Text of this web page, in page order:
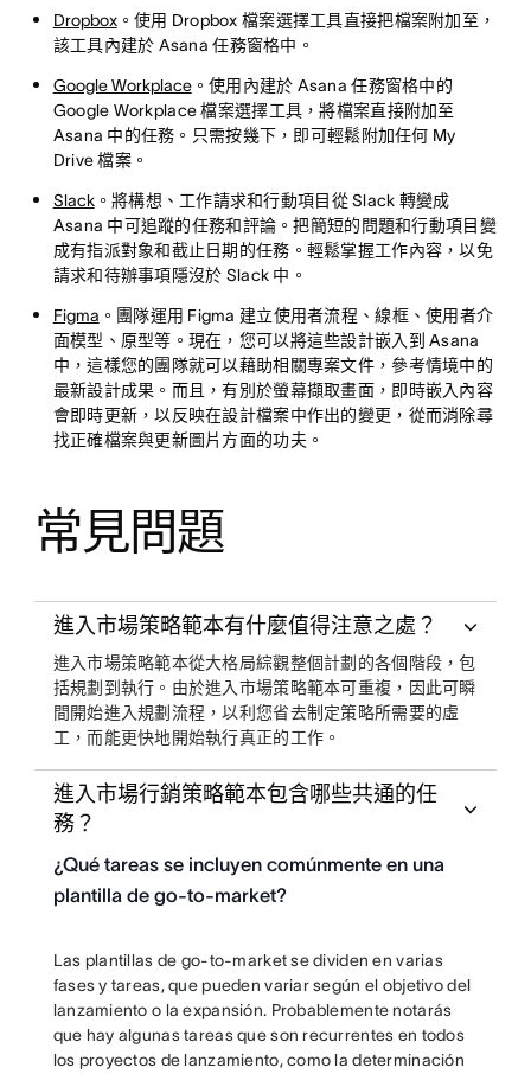
Dropbox。使用 Dropbox 檔案選擇工具直接把檔案附加至，
該工具內建於 Asana 任務窗格中。
Google Workplace。使用內建於 Asana 任務窗格中的
Google Workplace 檔案選擇工具，將檔案直接附加至
Asana 中的任務。只需按幾下，即可輕鬆附加任何 My
Drive 檔案。
Slack。將構想、工作請求和行動項目從 Slack 轉變成
Asana 中可追蹤的任務和評論。把簡短的問題和行動項目變
成有指派對象和截止日期的任務。輕鬆掌握工作內容，以免
請求和待辦事項隱沒於 Slack 中。
Figma 。團隊運用 Figma 建立使用者流程、線框、使用者介
面模型、原型等。現在，您可以將這些設計嵌入到 Asana
中，這樣您的團隊就可以藉助相關專案文件，參考情境中的
最新設計成果。而且，有別於螢幕擷取畫面，即時嵌入內容
會即時更新，以反映在設計檔案中作出的變更，從而消除尋
找正確檔案與更新圖片方面的功夫。
常見問題
進入市場策略範本有什麼值得注意之處？
進入市場策略範本從大格局綜觀整個計劃的各個階段，包
括規劃到執行。由於進入市場策略範本可重複，因此可瞬
間開始進入規劃流程，以利您省去制定策略所需要的虛
工，而能更快地開始執行真正的工作。
進入市場行銷策略範本包含哪些共通的任
務？
¿Qué tareas se incluyen comúnmente en una
plantilla de go-to-market?
Las plantillas de go-to-market se dividen en varias
fases y tareas, que pueden variar según el objetivo del
lanzamiento o la expansión. Probablemente notarás
que hay algunas tareas que son recurrentes en todos
los proyectos de lanzamiento, como la determinación